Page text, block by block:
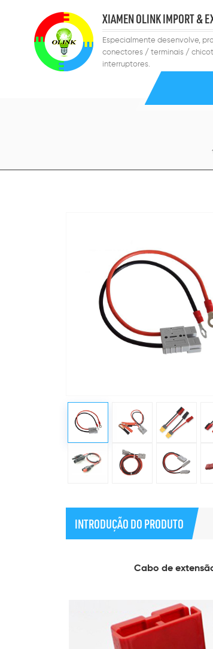
XIAMEN OLINK IMPORT &
Especialmente desenvolve,
conectores / terminais /
interruptores.
INTRODUÇÃO DO PRODUTO
Cabo de